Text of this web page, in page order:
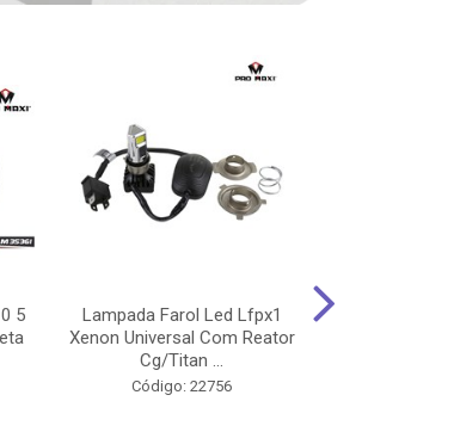
5
Lampada Farol Led Lfpx1
Xenon Universal Com Reator
Cg/Titan ...
Código: 22756